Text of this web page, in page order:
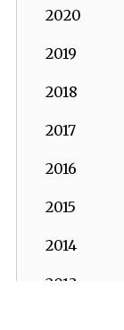
2020
2019
2018
2017
2016
2015
2014
2013